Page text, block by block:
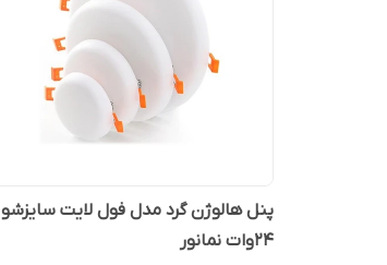
پنل هالوژن گرد مدل فول لایت سایزشو
24وات نمانور